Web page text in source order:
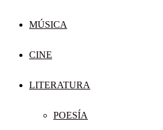
MÚSICA
CINE
LITERATURA
POESÍA